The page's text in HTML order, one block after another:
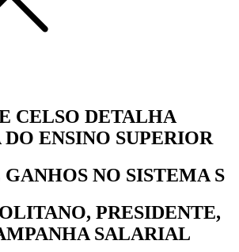
CELSO DETALHA
ENSINO SUPERIOR
NO SISTEMA S
PRESIDENTE,
SALARIAL